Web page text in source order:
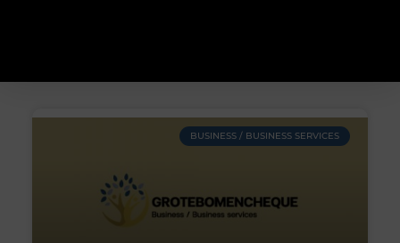
BUSINESS / BUSINESS SERVICES